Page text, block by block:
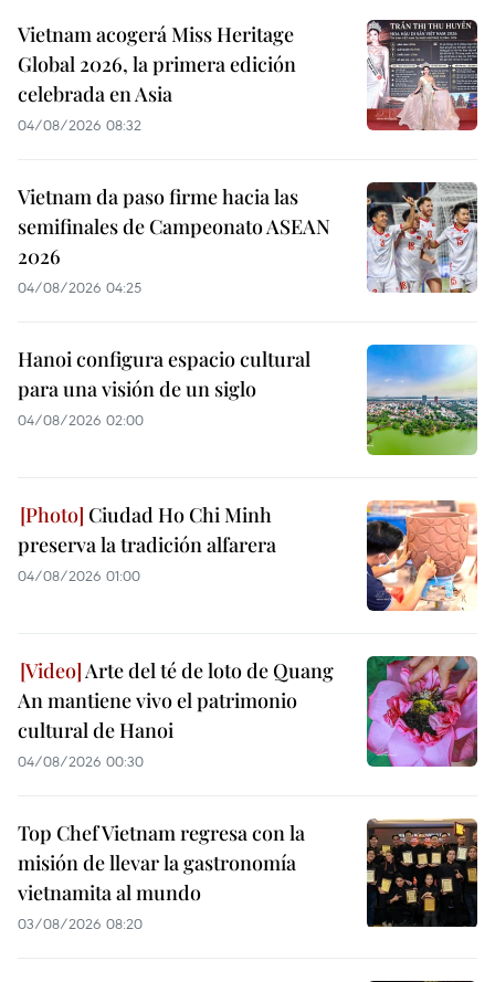
Vietnam acogerá Miss Heritage
Global 2026, la primera edición
celebrada en Asia
04/08/2026 08:32
Vietnam da paso firme hacia las
semifinales de Campeonato ASEAN
2026
04/08/2026 04:25
Hanoi configura espacio cultural
para una visión de un siglo
04/08/2026 02:00
Ciudad Ho Chi Minh
preserva la tradición alfarera
04/08/2026 01:00
Arte del té de loto de Quang
An mantiene vivo el patrimonio
cultural de Hanoi
04/08/2026 00:30
Top Chef Vietnam regresa con la
misión de llevar la gastronomía
vietnamita al mundo
03/08/2026 08:20